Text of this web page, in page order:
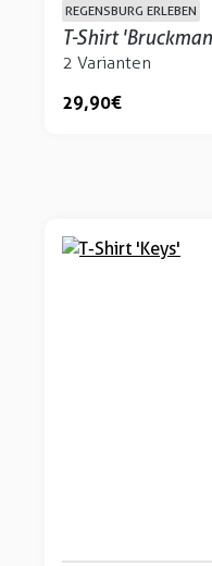
REGENSBURG ERLEBEN
T-Shirt
2 Varianten
29,90 €